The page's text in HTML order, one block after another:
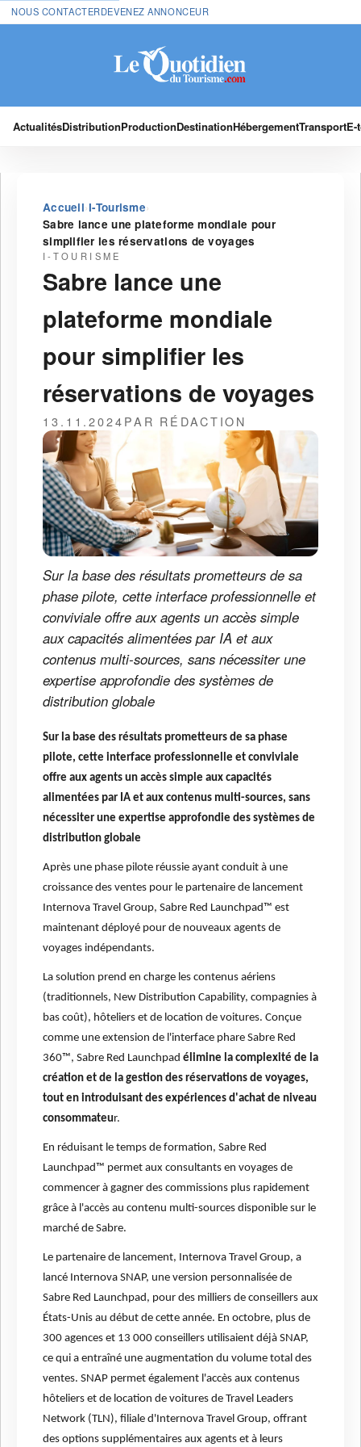
NOUS CONTACTERDEVENEZ ANNONCEUR
ActualitésDistributionProductionDestinationHébergementTransport
Accueil›I-Tourisme›
Sabre lance une plateforme mondiale pour
simplifier les réservations de voyages
I-TOURISME
Sabre lance une
plateforme mondiale
pour simplifier les
réservations de voyages
13.11.2024PAR RÉDACTION
Sur la base des résultats prometteurs de sa
phase pilote, cette interface professionnelle et
conviviale offre aux agents un accès simple
aux capacités alimentées par IA et aux
contenus multi-sources, sans nécessiter une
expertise approfondie des systèmes de
distribution globale
Sur la base des résultats prometteurs de sa phase
pilote, cette interface professionnelle et conviviale
offre aux agents un accès simple aux capacités
alimentées par IA et aux contenus multi-sources, sans
nécessiter une expertise approfondie des systèmes de
distribution globale
Après une phase pilote réussie ayant conduit à une
croissance des ventes pour le partenaire de lancement
Internova Travel Group, Sabre Red Launchpad™ est
maintenant déployé pour de nouveaux agents de
voyages indépendants.
La solution prend en charge les contenus aériens
(traditionnels, New Distribution Capability, compagnies à
bas coût), hôteliers et de location de voitures. Conçue
comme une extension de l'interface phare Sabre Red
360™, Sabre Red Launchpad élimine la complexité de la
création et de la gestion des réservations de voyages,
tout en introduisant des expériences d'achat de niveau
consommateur.
En réduisant le temps de formation, Sabre Red
Launchpad™ permet aux consultants en voyages de
commencer à gagner des commissions plus rapidement
grâce à l'accès au contenu multi-sources disponible sur le
marché de Sabre.
Le partenaire de lancement, Internova Travel Group, a
lancé Internova SNAP, une version personnalisée de
Sabre Red Launchpad, pour des milliers de conseillers aux
États-Unis au début de cette année. En octobre, plus de
300 agences et 13 000 conseillers utilisaient déjà SNAP,
ce qui a entraîné une augmentation du volume total des
ventes. SNAP permet également l'accès aux contenus
hôteliers et de location de voitures de Travel Leaders
Network (TLN), filiale d'Internova Travel Group, offrant
des options supplémentaires aux agents et à leurs